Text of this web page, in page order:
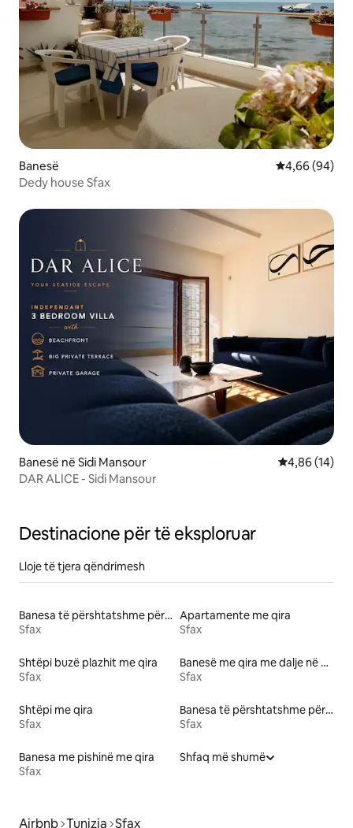
Banesë Vlerësimi
4,66 (94)
Dedy house Sfax
Banesë në Sidi Mansour Vlerësimi
4,86 (14)
DAR ALICE - Sidi Mansour
Destinacione për të eksploruar
Lloje të tjera qëndrimesh
Banesa të përshtatshme për familje me qira
Sfax
Apartamente me qira
Sfax
Shtëpi buzë plazhit me qira
Sfax
Banesë me qira me dalje në plazh
Sfax
Shtëpi me qira
Sfax
Banesa të përshtatshme për kafshë me qira
Sfax
Banesa me pishinë me qira
Sfax
Shfaq më shumë
Airbnb Tunizia Sfax